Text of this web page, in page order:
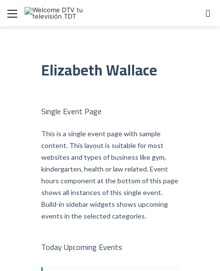
Menú
Elizabeth Wallace
Single Event Page
This is a single event page with sample
content. This layout is suitable for most
websites and types of business like gym,
kindergarten, health or law related. Event
hours component at the bottom of this page
shows all instances of this single event.
Build-in sidebar widgets shows upcoming
events in the selected categories.
Today Upcoming Events